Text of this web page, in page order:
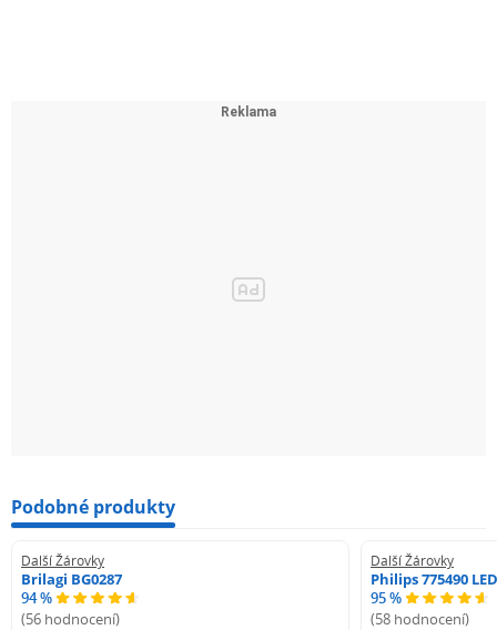
Podobné produkty
Další Žárovky
Brilagi BG0287
94 %
(56 hodnocení)
Další Žárovky
Philips 775490
95 %
(58 hodnocení)